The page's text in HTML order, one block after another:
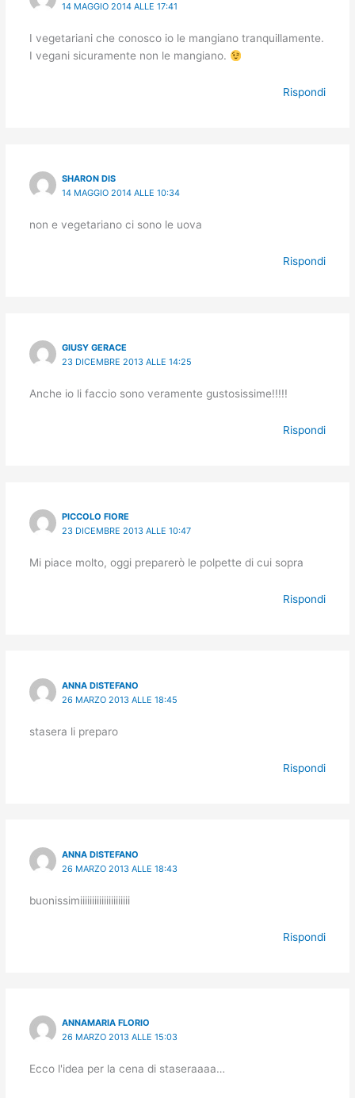
14 MAGGIO 2014 ALLE 17:41
I vegetariani che conosco io le mangiano tranquillamente.
I vegani sicuramente non le mangiano.
Rispondi
SHARON DIS
14 MAGGIO 2014 ALLE 10:34
non e vegetariano ci sono le uova
Rispondi
GIUSY GERACE
23 DICEMBRE 2013 ALLE 14:25
Anche io li faccio sono veramente gustosissime!!!!!
Rispondi
PICCOLO FIORE
23 DICEMBRE 2013 ALLE 10:47
Mi piace molto, oggi preparerò le polpette di cui sopra
Rispondi
ANNA DISTEFANO
26 MARZO 2013 ALLE 18:45
stasera li preparo
Rispondi
ANNA DISTEFANO
26 MARZO 2013 ALLE 18:43
buonissimiiiiiiiiiiiiiiiiiiiii
Rispondi
ANNAMARIA FLORIO
26 MARZO 2013 ALLE 15:03
Ecco l'idea per la cena di staseraaaa…